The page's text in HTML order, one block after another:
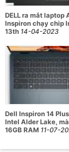
tối đa
giúp xử lý
Card đồ
phòng.
Dung
lâu dài,
Thông
Inspiron
DELL ra mắt laptop
Inspiron chạy chip
13th 14-04-2023
Dell Inspiron 14
Intel Alder Lake,
16GB RAM 11-07-